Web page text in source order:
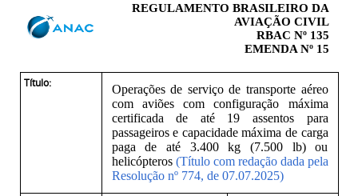
REGULAMENTO BRASILEIRO DA
AVIAÇÃO CIVIL
RBAC Nº 135
EMENDA Nº 15
Título:
Operações de serviço de transporte aéreo
com aviões com configuração máxima
certificada de até 19 assentos para
passageiros e capacidade máxima de carga
paga de até 3.400 kg (7.500 lb) ou
helicópteros (Título com redação dada pela
Resolução nº 774, de 07.07.2025)